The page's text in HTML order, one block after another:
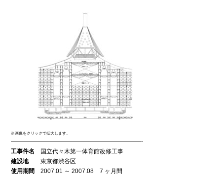
※画像をクリックで拡大します。
——————————————————————-
工事件名 国立代々木第一体育館改修工事
建設地東京都渋谷区
使用期間 2007.01 ～ 2007.08 7 ヶ月間